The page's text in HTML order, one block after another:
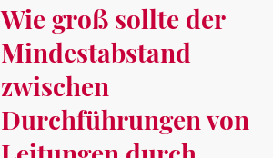
Wie groß sollte der
Mindestabstand
zwischen
Durchführungen von